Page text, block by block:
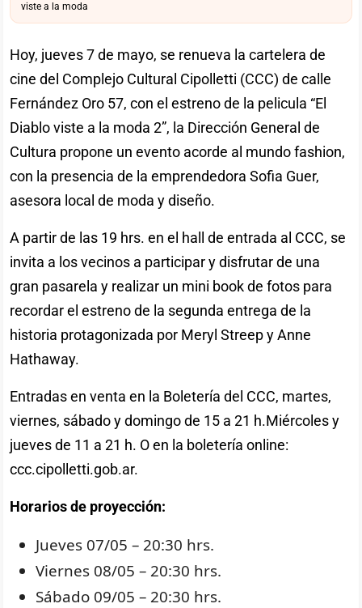
viste a la moda
Hoy, jueves 7 de mayo, se renueva la cartelera de
cine del Complejo Cultural Cipolletti (CCC) de calle
Fernández Oro 57, con el estreno de la pelicula “El
Diablo viste a la moda 2”, la Dirección General de
Cultura propone un evento acorde al mundo fashion,
con la presencia de la emprendedora Sofia Guer,
asesora local de moda y diseño.
A partir de las 19 hrs. en el hall de entrada al CCC, se
invita a los vecinos a participar y disfrutar de una
gran pasarela y realizar un mini book de fotos para
recordar el estreno de la segunda entrega de la
historia protagonizada por Meryl Streep y Anne
Hathaway.
Entradas en venta en la Boletería del CCC, martes,
viernes, sábado y domingo de 15 a 21 h.Miércoles y
jueves de 11 a 21 h. O en la boletería online:
ccc.cipolletti.gob.ar.
Horarios de proyección:
Jueves 07/05 – 20:30 hrs.
Viernes 08/05 – 20:30 hrs.
Sábado 09/05 – 20:30 hrs.